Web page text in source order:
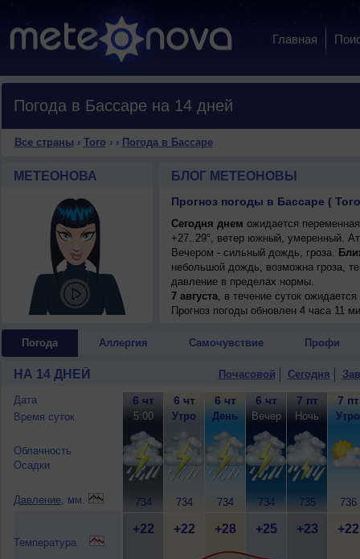
Главная
Погода в Бассаре на 14 дней
Все страны › Того › › Погода в Бассаре
МЕТЕОНОВА БЛОГ МЕТЕОНОВЫ
Прогноз погоды в Бассаре (
Сегодня днем ожидается
+27..29°, ветер южный, умеренный.
Вечером - сильный дождь, гроза.
небольшой дождь, возможна гроза,
давление в пределах нормы.
7 августа, в течение суток
возможна гроза; ночью +22..24°,
Прогноз погоды обновлен 4 часа 11
Погода Аллергия Самочувствие Профи
НА 14 ДНЕЙ Почасовой Сегодня
Дата
Время суток
Облачность
Осадки
Давление, мм.
Температура
6 чт
5:00
734
+22
6 чт
Утро
734
+22
6 чт
День
734
+28
6 чт
Вечер
734
+25
7 пт
Ночь
735
+23
7 пт
Утро
736
+22